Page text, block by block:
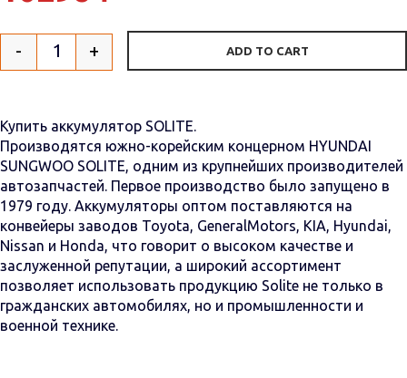
Quantity
- + ADD TO CART
Купить аккумулятор SOLITE.
Производятся южно-корейским концерном HYUNDAI
SUNGWOO SOLITE, одним из крупнейших производителей
автозапчастей. Первое производство было запущено в
1979 году. Аккумуляторы оптом поставляются на
конвейеры заводов Toyota, GeneralMotors, KIA, Hyundai,
Nissan и Honda, что говорит о высоком качестве и
заслуженной репутации, а широкий ассортимент
позволяет использовать продукцию Solite не только в
гражданских автомобилях, но и промышленности и
военной технике.